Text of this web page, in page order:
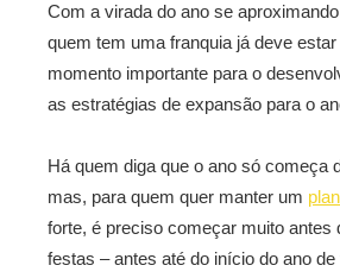
Com a virada do ano se
quem tem uma franquia já deve
momento importante para o
as estratégias de expansão para o
Há quem diga que o ano só começa
mas, para quem quer manter um
forte, é preciso começar muito antes
festas – antes até do início do ano